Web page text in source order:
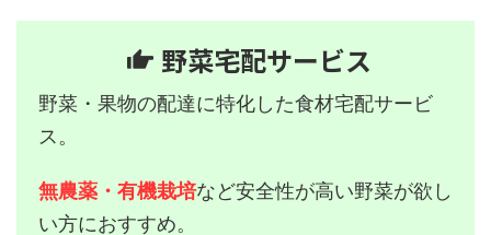
野菜宅配サービス
野菜・果物の配達に特化した食材宅配サービ
ス。
無農薬・有機栽培など安全性が高い野菜が欲し
い方におすすめ。